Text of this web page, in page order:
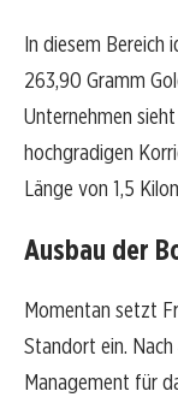
In diesem Bereich
263,90 Gramm
Unternehmen
hochgradigen
Länge von 1,5
Ausbau der
Momentan setzt
Standort ein.
Management für